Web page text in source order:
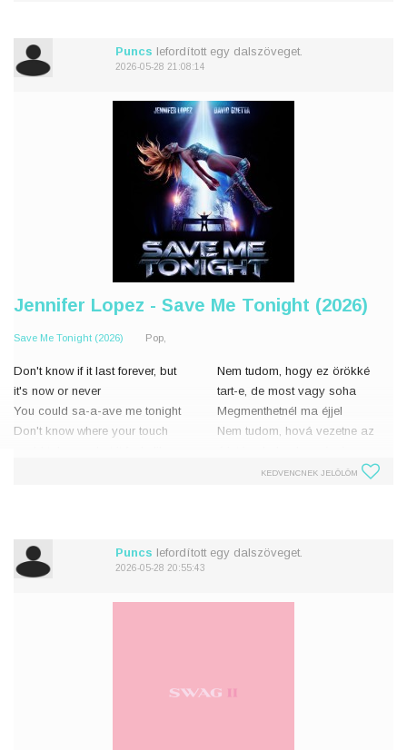
been easy
How come it ain't easy
egyszerű
Puncs lefordított egy dalszöveget.
2026-05-28 21:08:14
Jennifer Lopez - Save Me Tonight (2026)
Save Me Tonight (2026) Pop,
Don't know if it last forever, but
it's now or never
You could sa-a-ave me tonight
Don't know where your touch
Nem tudom, hogy ez örökké
tart-e, de most vagy soha
Megmenthetnél ma éjjel
Nem tudom, hová vezetne az
van, mintha talán
KEDVENCNEK JELÖLÖM
Puncs lefordított egy dalszöveget.
2026-05-28 20:55:43